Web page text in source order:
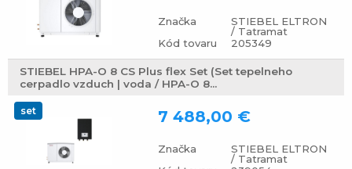
Značka
STIEBEL ELTRON
/ Tatramat
Kód tovaru
205349
STIEBEL HPA-O 8 CS Plus flex Set (Set tepelneho
cerpadlo vzduch | voda / HPA-O 8...
set
Značka
STIEBEL ELTRON
/ Tatramat
7 488,00 €